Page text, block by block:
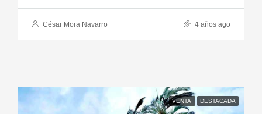
César Mora Navarro 4 años ago
VENTA DESTACADA